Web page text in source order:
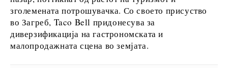
Вести
Настани
Култура
Спорт
Lifestyle
зголемената потрошувачка. Со своето присуство
во Загреб, Taco Bell придонесува за
диверзификација на гастрономската и
малопродажната сцена во земјата.